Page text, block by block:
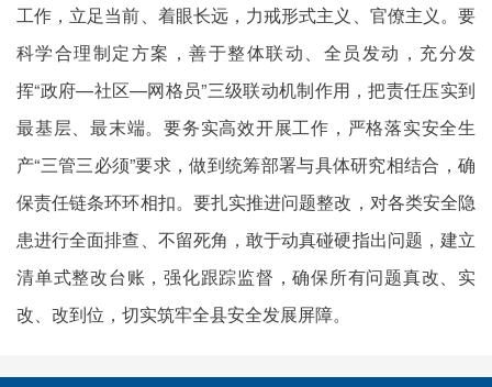
工作，立足当前、着眼长远，力戒形式主义、官僚主义。要
科学合理制定方案，善于整体联动、全员发动，充分发
挥“政府—社区—网格员”三级联动机制作用，把责任压实到
最基层、最末端。要务实高效开展工作，严格落实安全生
产“三管三必须”要求，做到统筹部署与具体研究相结合，确
保责任链条环环相扣。要扎实推进问题整改，对各类安全隐
患进行全面排查、不留死角，敢于动真碰硬指出问题，建立
清单式整改台账，强化跟踪监督，确保所有问题真改、实
改、改到位，切实筑牢全县安全发展屏障。